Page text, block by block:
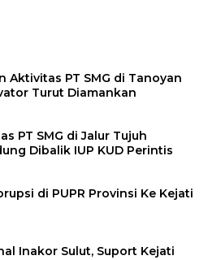
Aktivitas PT SMG di Tanoyan
Turut Diamankan
PT SMG di Jalur Tujuh
Dibalik IUP KUD Perintis
di PUPR Provinsi Ke Kejati
Inakor Sulut, Suport Kejati